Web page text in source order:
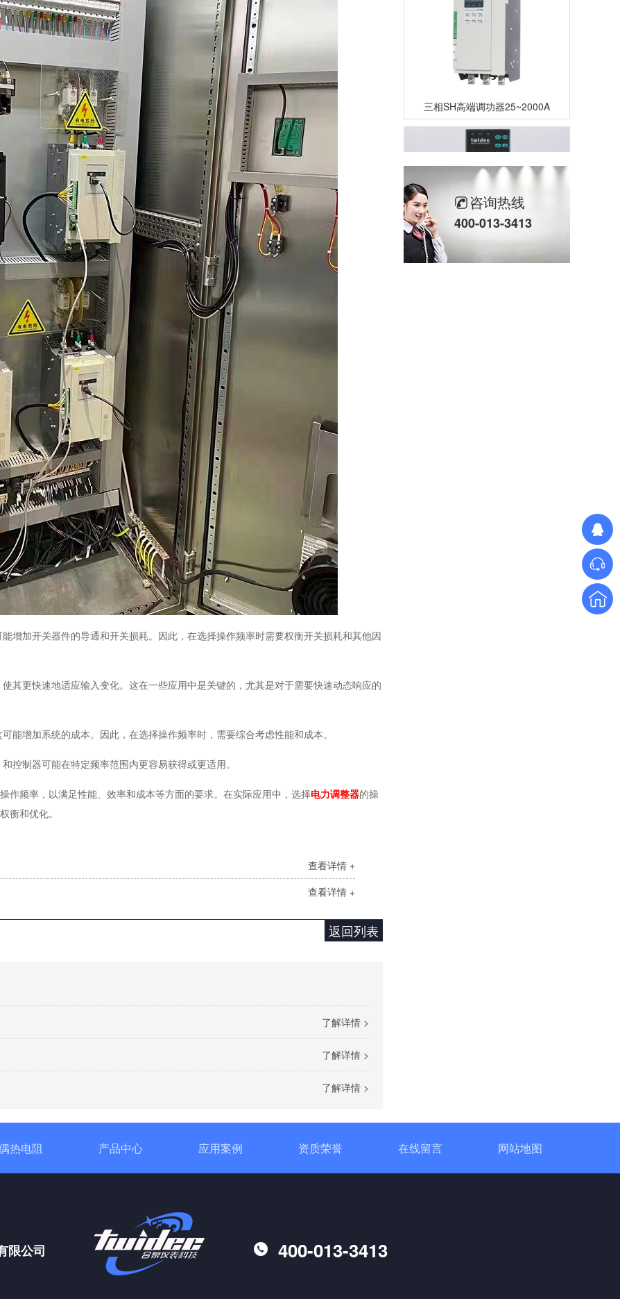
增加开关器件的导通和开关损耗。因此，在选择操作频率时需要权衡开关损耗和其他因
其更快速地适应输入变化。这在一些应用中是关键的，尤其是对于需要快速动态响应的
能增加系统的成本。因此，在选择操作频率时，需要综合考虑性能和成本。
控制器可能在特定频率范围内更容易获得或更适用。
作频率，以满足性能、效率和成本等方面的要求。在实际应用中，选择电力调整器的操
衡和优化。
查看详情 +
查看详情 +
返回列表
了解详情 >
了解详情 >
了解详情 >
单相TM数字调功器25~150A
咨询热线
400-013-3413
热电阻 产品中心 应用案例 资质荣誉 在线留言 网站地图
限公司 400-013-3413